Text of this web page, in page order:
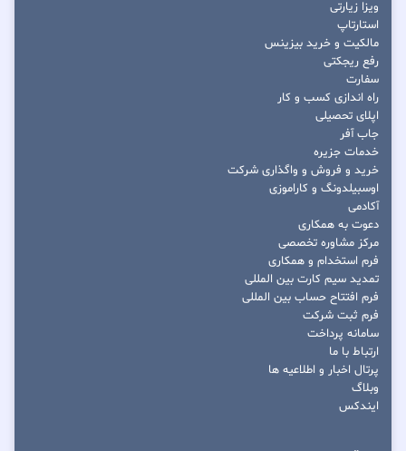
ویزا زیارتی
استارتاپ
مالکیت و خرید بیزینس
رفع ریجکتی
سفارت
راه اندازی کسب و کار
اپلای تحصیلی
جاب آفر
خدمات جزیره
خرید و فروش و واگذاری شرکت
اوسبیلدونگ و کاراموزی
آکادمی
دعوت به همکاری
مرکز مشاوره تخصصی
فرم استخدام و همکاری
تمدید سیم کارت بین المللی
فرم افتتاح حساب بین المللی
فرم ثبت شرکت
سامانه پرداخت
ارتباط با ما
پرتال اخبار و اطلاعیه ها
وبلاگ
ایندکس